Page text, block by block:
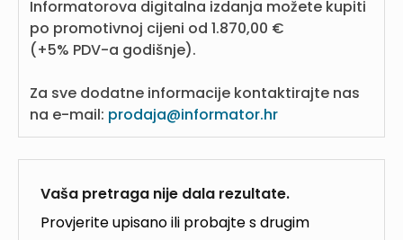
Informatorova digitalna izdanja možete kupiti
po promotivnoj cijeni od 1.870,00 €
(+5% PDV-a godišnje).
Za sve dodatne informacije kontaktirajte nas
na e-mail: prodaja@informator.hr
Vaša pretraga nije dala rezultate.
Provjerite upisano ili probajte s drugim